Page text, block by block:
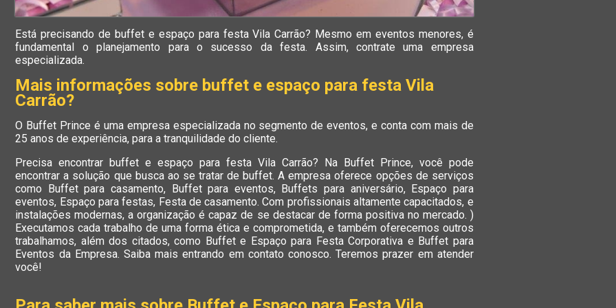
Está precisando de buffet e espaço para festa Vila Carrão? Mesmo em eventos menores, é
fundamental o planejamento para o sucesso da festa. Assim, contrate uma empresa
especializada.
Mais informações sobre buffet e espaço para festa Vila
Carrão?
O Buffet Prince é uma empresa especializada no segmento de eventos, e conta com mais de
25 anos de experiência, para a tranquilidade do cliente.
Precisa encontrar buffet e espaço para festa Vila Carrão? Na Buffet Prince, você pode
encontrar a solução que busca ao se tratar de buffet. A empresa oferece opções de serviços
como Buffet para casamento, Buffet para eventos, Buffets para aniversário, Espaço para
eventos, Espaço para festas, Festa de casamento. Com profissionais altamente capacitados, e
instalações modernas, a organização é capaz de se destacar de forma positiva no mercado. )
Executamos cada trabalho de uma forma ética e comprometida, e também oferecemos outros
trabalhamos, além dos citados, como Buffet e Espaço para Festa Corporativa e Buffet para
Eventos da Empresa. Saiba mais entrando em contato conosco. Teremos prazer em atender
você!